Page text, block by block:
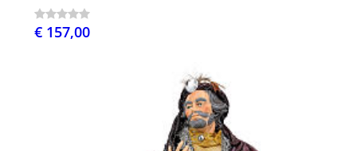
€ 157,00